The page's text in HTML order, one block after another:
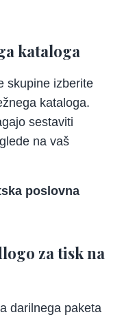
kataloga
skupine izberite
kataloga.
sestaviti
na vaš
poslovna
za tisk na
darilnega paketa